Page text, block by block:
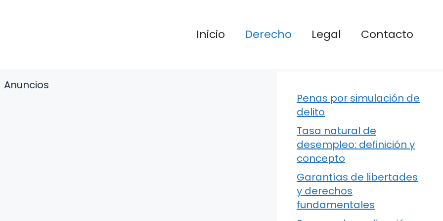
Inicio Derecho Legal Contacto
Anuncios
Penas por simulación de
delito
Tasa natural de
desempleo: definición y
concepto
Garantías de libertades
y derechos
fundamentales